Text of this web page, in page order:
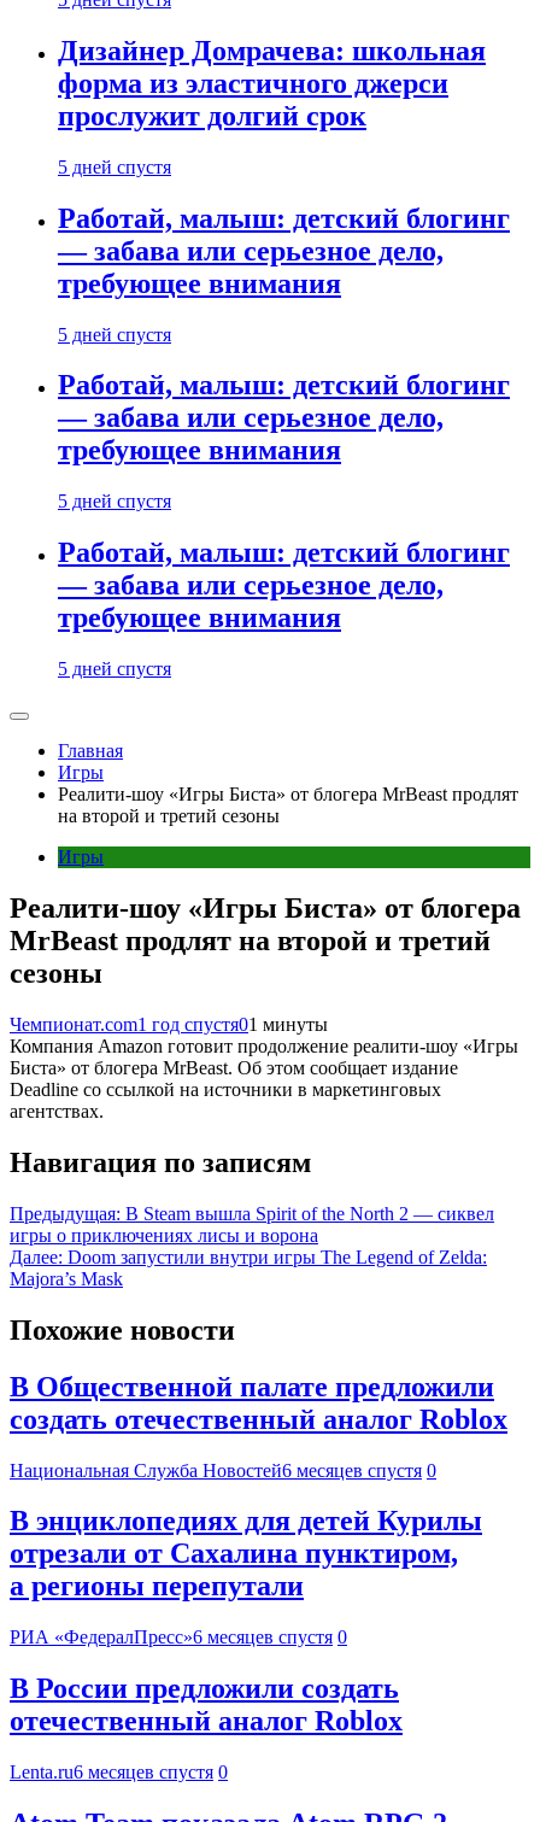
Дизайнер Домрачева: школьная
форма из эластичного джерси
прослужит долгий срок
5 дней спустя
Работай, малыш: детский блогинг
— забава или серьезное дело,
требующее внимания
5 дней спустя
Работай, малыш: детский блогинг
— забава или серьезное дело,
требующее внимания
5 дней спустя
Работай, малыш: детский блогинг
— забава или серьезное дело,
требующее внимания
5 дней спустя
Главная
Игры
Реалити-шоу «Игры Биста» от блогера MrBeast продлят
на второй и третий сезоны
Игры
Реалити-шоу «Игры Биста» от блогера
MrBeast продлят на второй и третий
сезоны
Чемпионат.com1 год спустя01 минуты
Компания Amazon готовит продолжение реалити-шоу «Игры
Биста» от блогера MrBeast. Об этом сообщает издание
Deadline со ссылкой на источники в маркетинговых
агентствах.
Навигация по записям
Предыдущая: В Steam вышла Spirit of the North 2 — сиквел
игры о приключениях лисы и ворона
Далее: Doom запустили внутри игры The Legend of Zelda:
Majora’s Mask
Похожие новости
В Общественной палате предложили
создать отечественный аналог Roblox
Национальная Служба Новостей6 месяцев спустя 0
В энциклопедиях для детей Курилы
отрезали от Сахалина пунктиром,
а регионы перепутали
РИА «ФедералПресс»6 месяцев спустя 0
В России предложили создать
отечественный аналог Roblox
Lenta.ru6 месяцев спустя 0